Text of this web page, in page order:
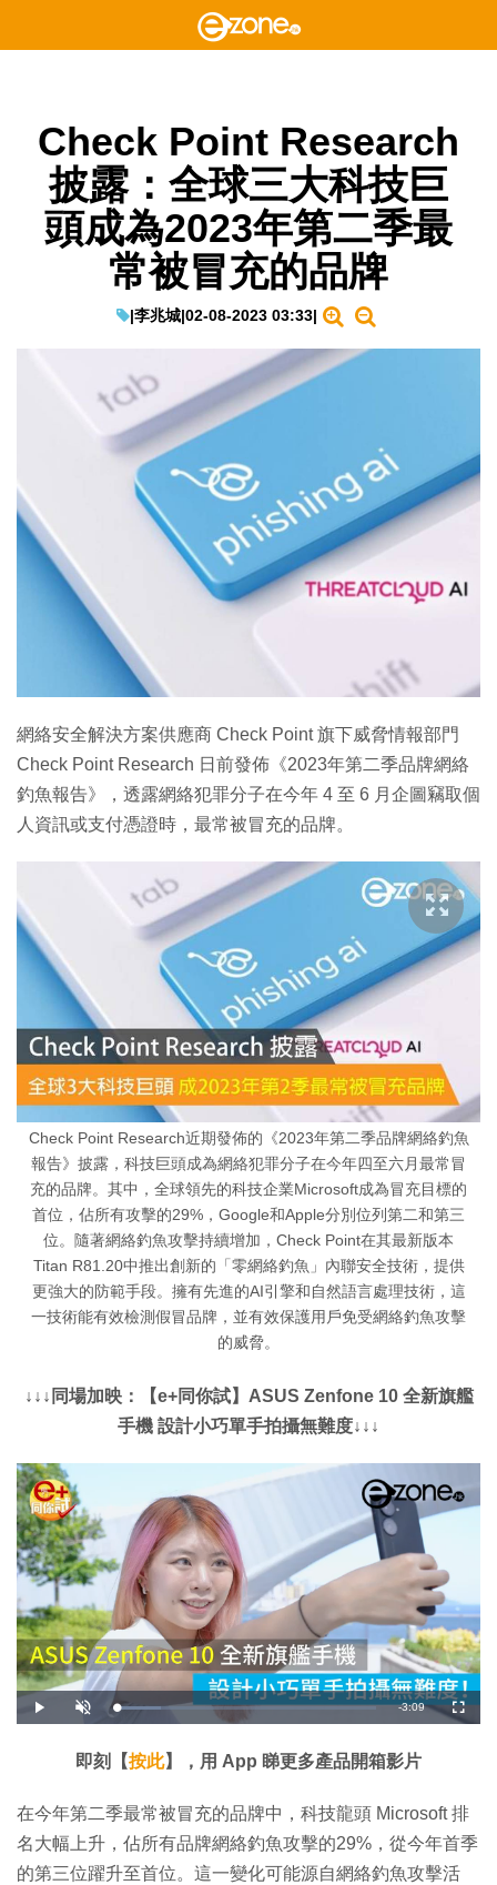
Check Point Research
披露：全球三大科技巨
頭成為2023年第二季最
常被冒充的品牌
|李兆城|02-08-2023 03:33|
網絡安全解決方案供應商 Check Point 旗下威脅情報部門
Check Point Research 日前發佈《2023年第二季品牌網絡
釣魚報告》，透露網絡犯罪分子在今年 4 至 6 月企圖竊取個
人資訊或支付憑證時，最常被冒充的品牌。
Check Point Research近期發佈的《2023年第二季品牌網絡釣魚
報告》披露，科技巨頭成為網絡犯罪分子在今年四至六月最常冒
充的品牌。其中，全球領先的科技企業Microsoft成為冒充目標的
首位，佔所有攻擊的29%，Google和Apple分別位列第二和第三
位。隨著網絡釣魚攻擊持續增加，Check Point在其最新版本
Titan R81.20中推出創新的「零網絡釣魚」內聯安全技術，提供
更強大的防範手段。擁有先進的AI引擎和自然語言處理技術，這
一技術能有效檢測假冒品牌，並有效保護用戶免受網絡釣魚攻擊
的威脅。
↓↓↓同場加映：【e+同你試】ASUS Zenfone 10 全新旗艦
手機 設計小巧單手拍攝無難度↓↓↓
播
放
開
啟
載
入
:
1
4
%
剩
時
-3:09
全
螢
即刻【按此】，用 App 睇更多產品開箱影片
在今年第二季最常被冒充的品牌中，科技龍頭 Microsoft 排
名大幅上升，佔所有品牌網絡釣魚攻擊的29%，從今年首季
的第三位躍升至首位。這一變化可能源自網絡釣魚攻擊活